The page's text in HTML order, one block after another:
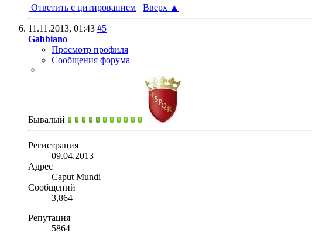
Ответить с цитированием
Вверх ▲
11.11.2013, 01:43 #5
Gabbiano
Просмотр профиля
Сообщения форума
Бывалый
Регистрация
09.04.2013
Адрес
Caput Mundi
Сообщений
3,864
Репутация
5864